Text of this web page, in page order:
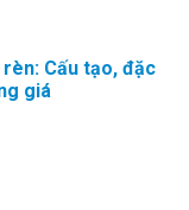
Cấu tạo, đặc
giá